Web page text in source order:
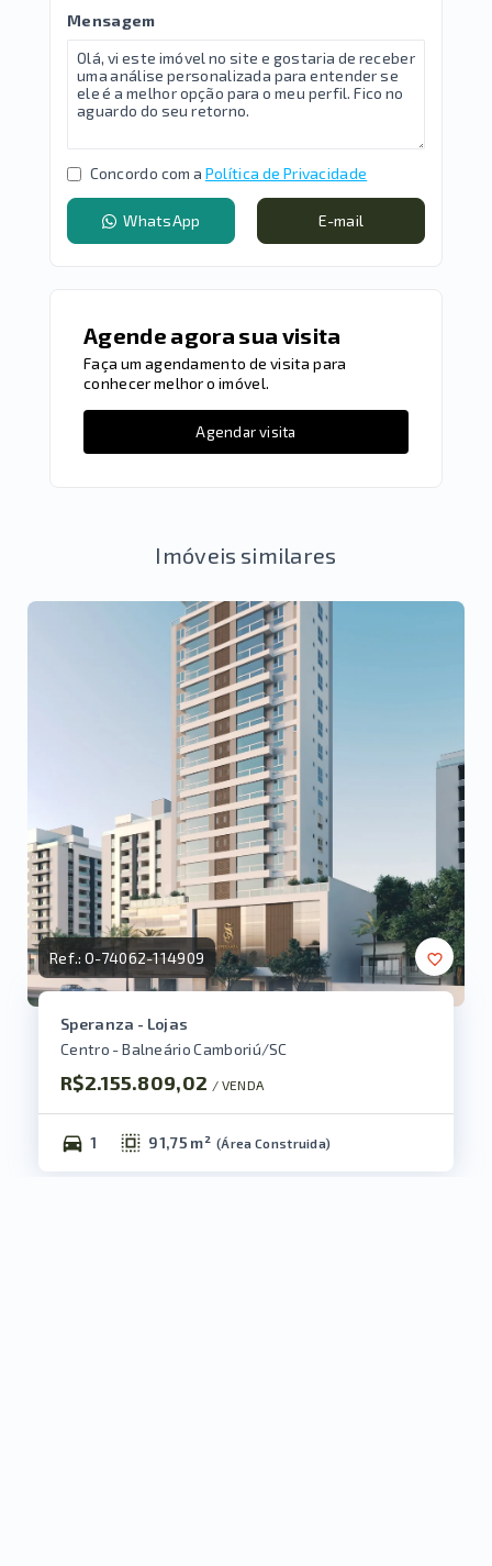
Mensagem
Concordo com a Política de Privacidade
WhatsApp E-mail
Agende agora sua visita
Faça um agendamento de visita para
conhecer melhor o imóvel.
Agendar visita
Imóveis similares
Ref.:O-74062-114909
Speranza - Lojas
Centro - Balneário Camboriú/SC
R$2.155.809,02 / VENDA
1 91,75 m² (Área Construida)